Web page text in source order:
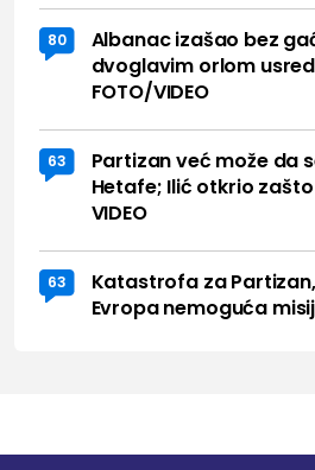
80
Albanac izašao bez
dvoglavim orlom
FOTO/VIDEO
63
Partizan već može da
Hetafe; Ilić otkrio
VIDEO
63
Katastrofa za
Evropa nemoguća